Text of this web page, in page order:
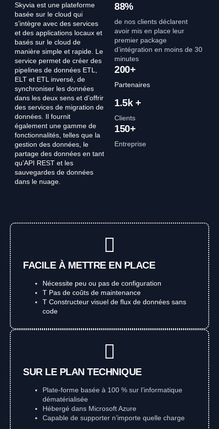
Skyvia est une plateforme
basée sur le cloud qui
s’intègre avec des services
et des applications locaux et
basés sur le cloud de
manière simple et rapide. Le
service permet de créer des
pipelines de données ETL,
ELT et ETL inversé, de
synchroniser les données
dans les deux sens et d’offrir
des services de migration de
données. Il fournit
également une gamme de
fonctionnalités, telles que la
gestion des données, le
partage des données en tant
qu’API REST et les
sauvegardes de données
dans le nuage.
88%
de nos clients déclarent
avoir mis en place leur
premier package
d’intégration en moins de 30
minutes
200+
Partenaires
1.5k +
Clients
150+
Entreprise
FACILE À METTRE EN PLACE
Nécessite peu ou pas de configuration
T Pas de coûts de maintenance
T Constructeur visuel de flux de données sans
code
SUR LE PLAN TECHNIQUE
Plate-forme basée à 100 % sur l’informatique
dématérialisée
Hébergé dans Microsoft Azure
Capable de supporter n’importe quelle charge